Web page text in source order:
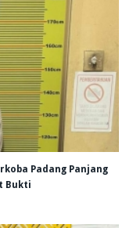
Padang Panjang
Bukti